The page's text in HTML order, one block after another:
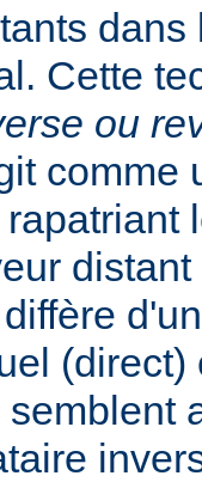
Cette
ou
comme
(direct)